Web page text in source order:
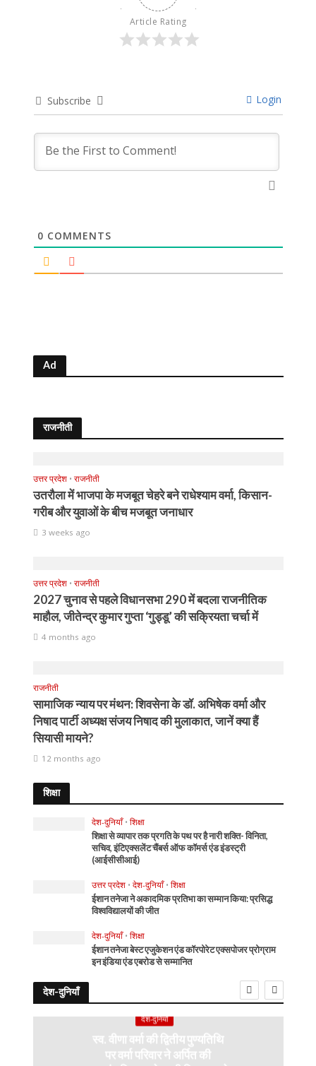
Article Rating
Subscribe Login
0 COMMENTS
Ad
राजनीती
उत्तर प्रदेश • राजनीती
उतरौला में भाजपा के मजबूत चेहरे बने राधेश्याम वर्मा, किसान-
गरीब और युवाओं के बीच मजबूत जनाधार
3 weeks ago
उत्तर प्रदेश • राजनीती
2027 चुनाव से पहले विधानसभा 290 में बदला राजनीतिक
माहौल, जीतेन्द्र कुमार गुप्ता ‘गुड्डू’ की सक्रियता चर्चा में
4 months ago
राजनीती
सामाजिक न्याय पर मंथन: शिवसेना के डॉ. अभिषेक वर्मा और
निषाद पार्टी अध्यक्ष संजय निषाद की मुलाकात, जानें क्या हैं
सियासी मायने?
12 months ago
शिक्षा
देश-दुनियाँ • शिक्षा
शिक्षा से व्यापार तक प्रगति के पथ पर है नारी शक्ति- विनिता,
सचिव, इंटिएक्सलेंट चैंबर्स ऑफ कॉमर्स एंड इंडस्ट्री
(आईसीसीआई)
उत्तर प्रदेश • देश-दुनियाँ • शिक्षा
ईशान तनेजा ने अकादमिक प्रतिभा का सम्मान किया: प्रसिद्ध
विश्वविद्यालयों की जीत
देश-दुनियाँ • शिक्षा
ईशान तनेजा बेस्ट एजुकेशन एंड कॉरपोरेट एक्सपोजर प्रोग्राम
इन इंडिया एंड एबरोड से सम्मानित
देश-दुनियाँ
देश-दुनियाँ
स्व. वीणा वर्मा की द्वितीय पुण्यतिथि
पर वर्मा परिवार ने अर्पित की